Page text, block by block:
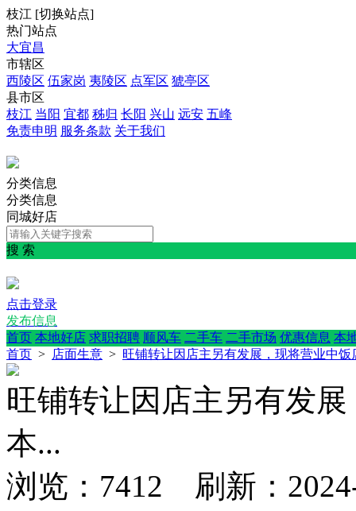
枝江 [切换站点]
热门站点
大宜昌
市辖区
西陵区 伍家岗 夷陵区 点军区 猇亭区
县市区
枝江 当阳 宜都 秭归 长阳 兴山 远安 五峰
免责申明 服务条款 关于我们
分类信息
分类信息
同城好店
搜 索
点击登录
发布信息
首页 本地好店 求职招聘 顺风车 二手车 二手市场 优惠信息 本
首页 > 店面生意 > 旺铺转让因店主另有发展，现将营业中饭
旺铺转让因店主另有发
本...
浏览：7412 刷新：